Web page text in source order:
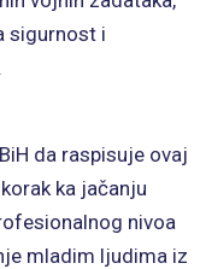
sigurnost i
da raspisuje ovaj
ka jačanju
nivoa
mladim ljudima iz